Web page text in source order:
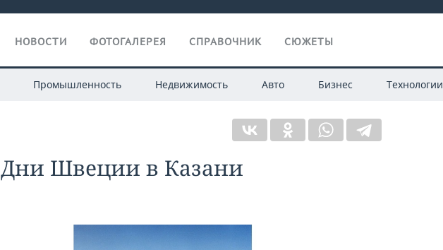
НОВОСТИ ФОТОГАЛЕРЕЯ СПРАВОЧНИК СЮЖЕТЫ
Промышленность Недвижимость Авто Бизнес Технологии
Дни Швеции в Казани